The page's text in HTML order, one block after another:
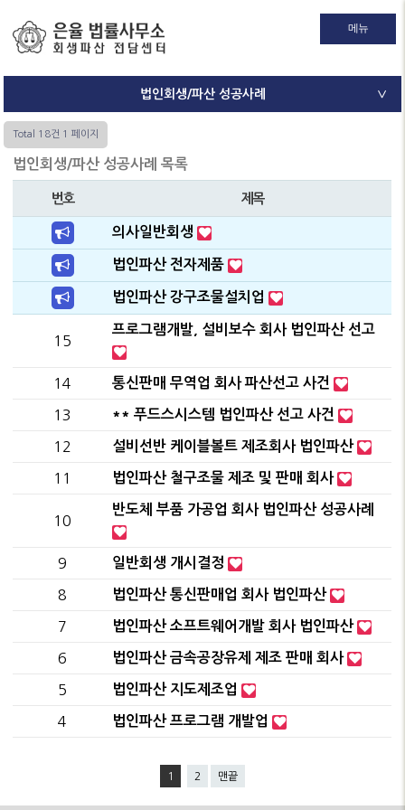
메뉴
법인회생/파산 성공사례 ∨
Total 18건 1 페이지
법인회생/파산 성공사례 목록
번호 제목
의사일반회생
법인파산 전자제품
법인파산 강구조물설치업
15
프로그램개발, 설비보수 회사 법인파산 선고
14 통신판매 무역업 회사 파산선고 사건
13 ** 푸드스시스템 법인파산 선고 사건
12 설비선반 케이블볼트 제조회사 법인파산
11 법인파산 철구조물 제조 및 판매 회사
10
반도체 부품 가공업 회사 법인파산 성공사례
9 일반회생 개시결정
8 법인파산 통신판매업 회사 법인파산
7 법인파산 소프트웨어개발 회사 법인파산
6 법인파산 금속공장유제 제조 판매 회사
5 법인파산 지도제조업
4 법인파산 프로그램 개발업
1 2 맨끝